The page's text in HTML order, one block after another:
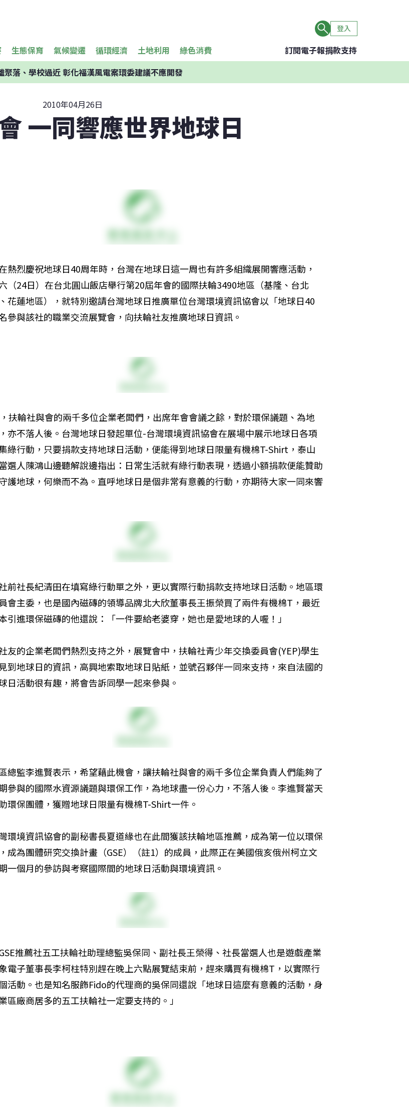
登入
生態保育 氣候變遷 循環經濟 土地利用 綠色消費 訂閱電子報捐款支持
聚落、學校過近 彰化福漢風電案環委建議不應開發
2010年04月26日
一同響應世界地球日
熱烈慶祝地球日40周年時，台灣在地球日這一周也有許多組織展開響應活動，
（24日）在台北圓山飯店舉行第20屆年會的國際扶輪3490地區（基隆、台北
花蓮地區），就特別邀請台灣地球日推廣單位台灣環境資訊協會以「地球日40
參與該社的職業交流展覽會，向扶輪社友推廣地球日資訊。
扶輪社與會的兩千多位企業老闆們，出席年會會議之餘，對於環保議題、為地
亦不落人後。台灣地球日發起單位-台灣環境資訊協會在展場中展示地球日各項
綠行動，只要捐款支持地球日活動，便能得到地球日限量有機棉T-Shirt，泰山
選人陳鴻山邊聽解說邊指出：日常生活就有綠行動表現，透過小額捐款便能贊助
護地球，何樂而不為。直呼地球日是個非常有意義的行動，亦期待大家一同來響
前社長紀清田在填寫綠行動單之外，更以實際行動捐款支持地球日活動。地區環
會主委，也是國內磁磚的領導品牌北大欣董事長王振榮買了兩件有機棉T，最近
引進環保磁磚的他還說：「一件要給老婆穿，她也是愛地球的人喔！」
友的企業老闆們熱烈支持之外，展覽會中，扶輪社青少年交換委員會(YEP)學生
到地球日的資訊，高興地索取地球日貼紙，並號召夥伴一同來支持，來自法國的
日活動很有趣，將會告訴同學一起來參與。
總監李進賢表示，希望藉此機會，讓扶輪社與會的兩千多位企業負責人們能夠了
參與的國際水資源議題與環保工作，為地球盡一份心力，不落人後。李進賢當天
環保團體，獲贈地球日限量有機棉T-Shirt一件。
環境資訊協會的副秘書長夏道緣也在此間獲該扶輪地區推薦，成為第一位以環保
成為團體研究交換計畫（GSE）（註1）的成員，此際正在美國俄亥俄州柯立文
一個月的參訪與考察國際間的地球日活動與環境資訊。
推薦社五工扶輪社助理總監吳保同、副社長王榮得、社長當選人也是遊戲產業
電子董事長李柯柱特別趕在晚上六點展覽結束前，趕來購買有機棉T，以實際行
活動。也是知名服飾Fido的代理商的吳保同還說「地球日這麼有意義的活動，身
區廠商居多的五工扶輪社一定要支持的。」